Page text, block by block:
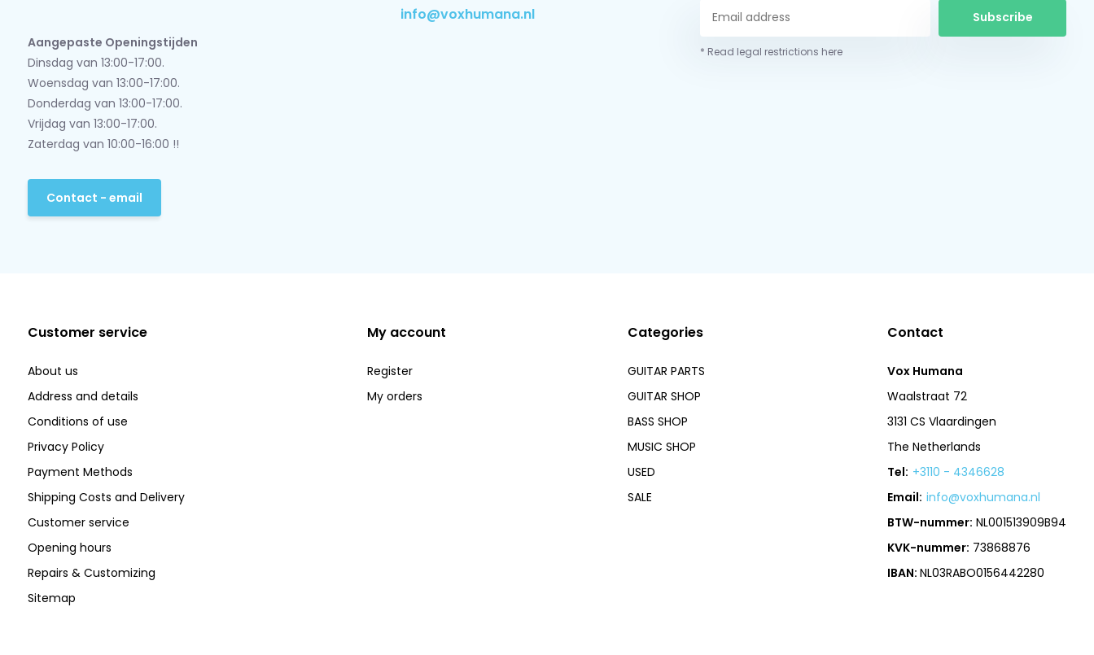
Aangepaste Openingstijden
Dinsdag van 13:00-17:00.
Woensdag van 13:00-17:00.
Donderdag van 13:00-17:00.
Vrijdag van 13:00-17:00.
Zaterdag van 10:00-16:00 !!
Contact - email
info@voxhumana.nl
Subscribe
* Read legal restrictions here
Customer service
About us
Address and details
Conditions of use
Privacy Policy
Payment Methods
Shipping Costs and Delivery
Customer service
Opening hours
Repairs & Customizing
Sitemap
My account
Register
My orders
Categories
GUITAR PARTS
GUITAR SHOP
BASS SHOP
MUSIC SHOP
USED
SALE
Contact
Vox Humana
Waalstraat 72
3131 CS Vlaardingen
The Netherlands
Tel: +3110 - 4346628
Email: info@voxhumana.nl
BTW-nummer: NL001513909B94
KVK-nummer: 73868876
IBAN:NL03RABO0156442280